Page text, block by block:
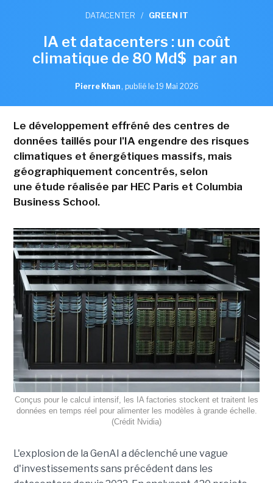
DATACENTER / GREEN IT
IA et datacenters : un coût
climatique de 80 Md$ par an
Pierre Khan , publié le 19 Mai 2026
Le développement effréné des centres de
données taillés pour l'IA engendre des risques
climatiques et énergétiques massifs, mais
géographiquement concentrés, selon
une étude réalisée par HEC Paris et Columbia
Business School.
Conçus pour le calcul intensif, les IA factories stockent et traitent les
données en temps réel pour alimenter les modèles à grande échelle.
(Crédit Nvidia)
L'explosion de la GenAI a déclenché une vague
d'investissements sans précédent dans les